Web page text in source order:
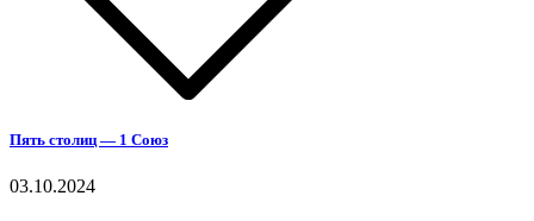
Пять столиц — 1 Союз
03.10.2024